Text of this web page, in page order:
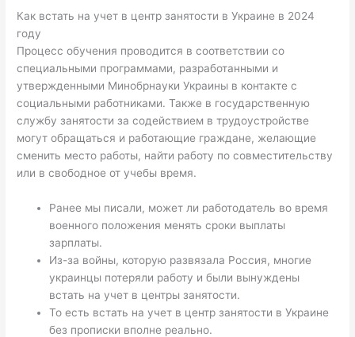
Как встать на учет в центр занятости в Украине в 2024
году
Процесс обучения проводится в соответствии со
специальными программами, разработанными и
утвержденными Минобрнауки Украины в контакте с
социальными работниками. Также в государственную
службу занятости за содействием в трудоустройстве
могут обращаться и работающие граждане, желающие
сменить место работы, найти работу по совместительству
или в свободное от учебы время.
Ранее мы писали, может ли работодатель во время
военного положения менять сроки выплаты
зарплаты.
Из-за войны, которую развязала Россия, многие
украинцы потеряли работу и были вынуждены
встать на учет в центры занятости.
То есть встать на учет в центр занятости в Украине
без прописки вполне реально.